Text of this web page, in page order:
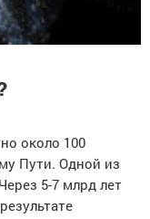
около 100
Пути. Одной из
5-7 млрд лет